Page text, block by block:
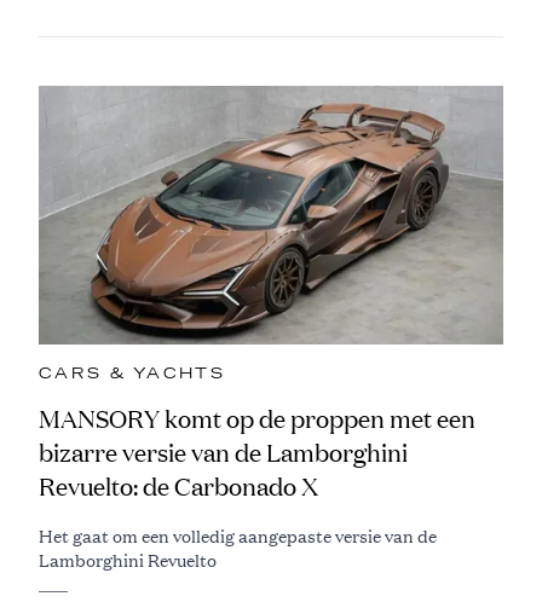
CARS & YACHTS
MANSORY komt op de proppen met een
bizarre versie van de Lamborghini
Revuelto: de Carbonado X
Het gaat om een volledig aangepaste versie van de
Lamborghini Revuelto